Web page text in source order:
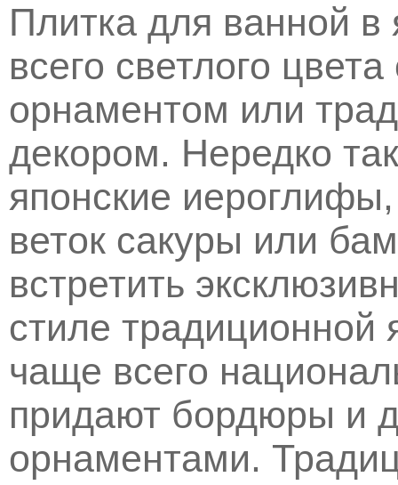
Плитка для ванной
всего светлого
орнаментом или
декором. Нередко
японские
веток сакуры или
встретить
стиле традиционной
чаще всего
придают бордюры и
орнаментами.